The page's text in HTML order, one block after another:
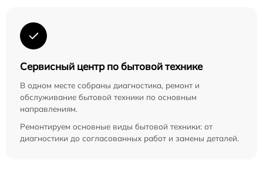
Сервисный центр по бытовой технике
В одном месте собраны диагностика, ремонт и
обслуживание бытовой техники по основным
направлениям.
Ремонтируем основные виды бытовой техники: от
диагностики до согласованных работ и замены деталей.